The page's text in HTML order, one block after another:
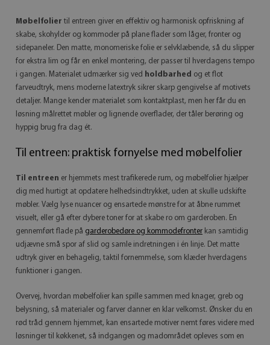
Møbelfolier til entreen giver en effektiv og harmonisk opfriskning af
skabe, skohylder og kommoder på plane flader som låger, fronter og
sidepaneler. Den matte, monomeriske folie er selvklæbende, så du slipper
for ekstra lim og får en enkel montering, der passer til hverdagens tempo
i gangen. Materialet udmærker sig ved
holdbarhed og et flot
farveudtryk, mens moderne latextryk sikrer skarp gengivelse af motivets
detaljer. Mange kender materialet som kontaktplast, men her får du en
løsning målrettet møbler og lignende overflader, der tåler berøring og
hyppig brug fra dag ét.
Til entreen: praktisk fornyelse med møbelfolier
Til entreen er hjemmets mest trafikerede rum, og møbelfolier hjælper
dig med hurtigt at opdatere helhedsindtrykket, uden at skulle udskifte
møbler. Vælg lyse nuancer og ensartede mønstre for at åbne rummet
visuelt, eller gå efter dybere toner for at skabe ro om garderoben. En
gennemført flade på garderobedøre og kommodefronter kan samtidig
udjævne små spor af slid og samle indretningen i én linje. Det matte
udtryk giver en behagelig, taktil fornemmelse, som klæder hverdagens
funktioner i gangen.
Overvej, hvordan møbelfolier kan spille sammen med knager, greb og
belysning, så materialer og farver danner en klar velkomst. Ønsker du en
rød tråd gennem hjemmet, kan ensartede motiver nemt føres videre med
løsninger til køkkenet, så indgangen og madområdet opleves som en